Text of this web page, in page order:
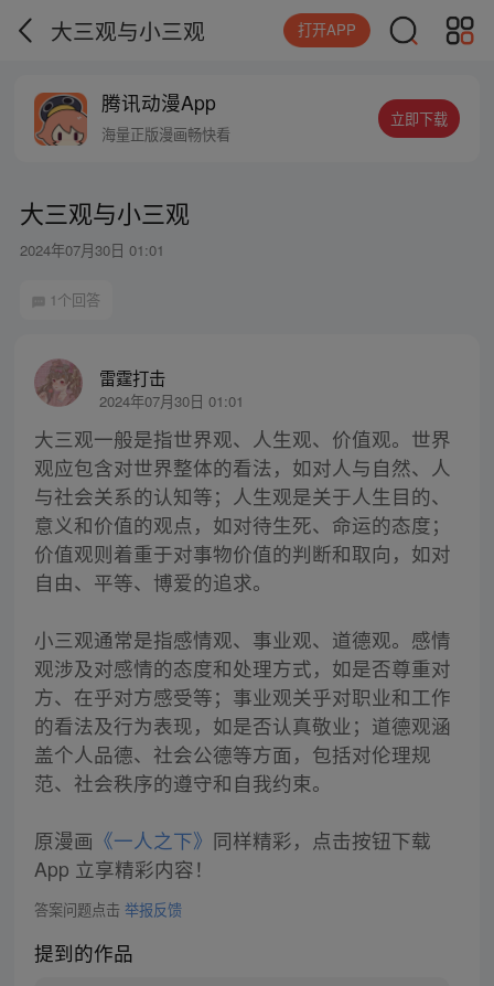
大三观与小三观 打开APP
腾讯动漫App
海量正版漫画畅快看
立即下载
大三观与小三观
2024年07月30日 01:01
1个回答
雷霆打击
2024年07月30日 01:01
大三观一般是指世界观、人生观、价值观。世界
观应包含对世界整体的看法，如对人与自然、人
与社会关系的认知等；人生观是关于人生目的、
意义和价值的观点，如对待生死、命运的态度；
价值观则着重于对事物价值的判断和取向，如对
自由、平等、博爱的追求。
小三观通常是指感情观、事业观、道德观。感情
观涉及对感情的态度和处理方式，如是否尊重对
方、在乎对方感受等；事业观关乎对职业和工作
的看法及行为表现，如是否认真敬业；道德观涵
盖个人品德、社会公德等方面，包括对伦理规
范、社会秩序的遵守和自我约束。
原漫画 《一人之下》 同样精彩，点击按钮下载
App 立享精彩内容！
答案问题点击 举报反馈
提到的作品